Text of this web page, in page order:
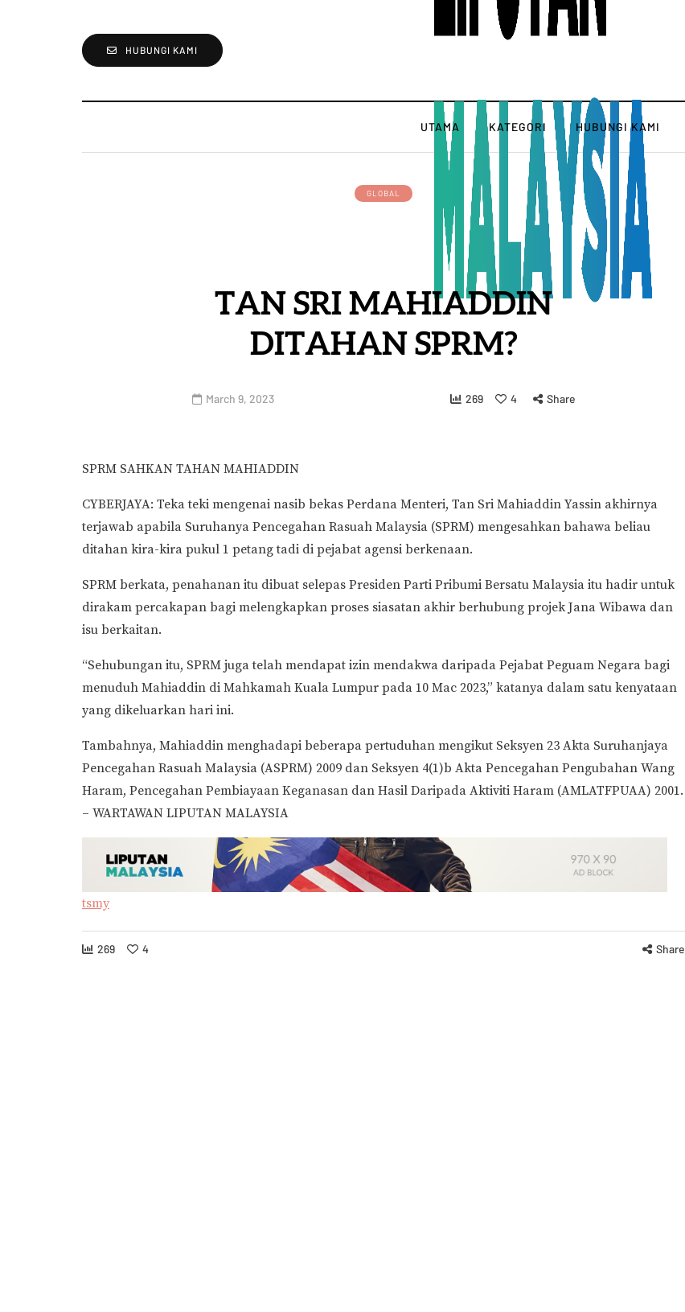
HUBUNGI KAMI
UTAMA KATEGORI HUBUNGI KAMI
GLOBAL
TAN SRI MAHIADDIN
DITAHAN SPRM?
March 9, 2023 269 4 Share
SPRM SAHKAN TAHAN MAHIADDIN
CYBERJAYA: Teka teki mengenai nasib bekas Perdana Menteri, Tan Sri Mahiaddin Yassin akhirnya
terjawab apabila Suruhanya Pencegahan Rasuah Malaysia (SPRM) mengesahkan bahawa beliau
ditahan kira-kira pukul 1 petang tadi di pejabat agensi berkenaan.
SPRM berkata, penahanan itu dibuat selepas Presiden Parti Pribumi Bersatu Malaysia itu hadir untuk
dirakam percakapan bagi melengkapkan proses siasatan akhir berhubung projek Jana Wibawa dan
isu berkaitan.
“Sehubungan itu, SPRM juga telah mendapat izin mendakwa daripada Pejabat Peguam Negara bagi
menuduh Mahiaddin di Mahkamah Kuala Lumpur pada 10 Mac 2023,” katanya dalam satu kenyataan
yang dikeluarkan hari ini.
Tambahnya, Mahiaddin menghadapi beberapa pertuduhan mengikut Seksyen 23 Akta Suruhanjaya
Pencegahan Rasuah Malaysia (ASPRM) 2009 dan Seksyen 4(1)b Akta Pencegahan Pengubahan Wang
Haram, Pencegahan Pembiayaan Keganasan dan Hasil Daripada Aktiviti Haram (AMLATFPUAA) 2001.
– WARTAWAN LIPUTAN MALAYSIA
tsmy
269 4 Share